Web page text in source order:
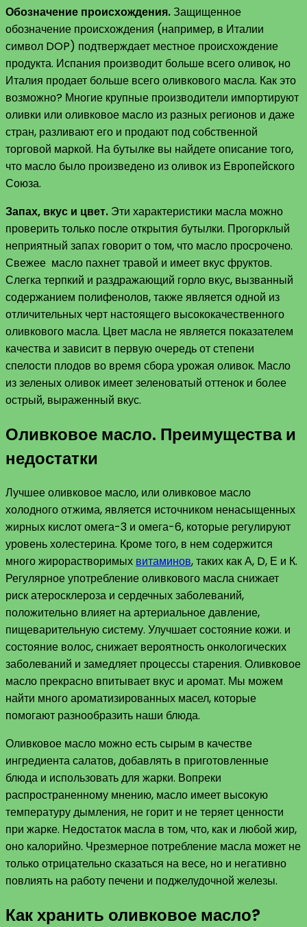
Обозначение происхождения.Защищенное
обозначение происхождения (например, в Италии
символ DOP) подтверждает местное происхождение
продукта. Испания производит больше всего оливок, но
Италия продает больше всего оливкового масла. Как это
возможно? Многие крупные производители импортируют
оливки или оливковое масло из разных регионов и даже
стран, разливают его и продают под собственной
торговой маркой. На бутылке вы найдете описание того,
что масло было произведено из оливок из Европейского
Союза.
Запах, вкус и цвет. Эти характеристики масла можно
проверить только после открытия бутылки. Прогорклый
неприятный запах говорит о том, что масло просрочено.
Свежее масло пахнет травой и имеет вкус фруктов.
Слегка терпкий и раздражающий горло вкус, вызванный
содержанием полифенолов, также является одной из
отличительных черт настоящего высококачественного
оливкового масла. Цвет масла не является показателем
качества и зависит в первую очередь от степени
спелости плодов во время сбора урожая оливок. Масло
из зеленых оливок имеет зеленоватый оттенок и более
острый, выраженный вкус.
Оливковое масло. Преимущества и
недостатки
Лучшее оливковое масло, или оливковое масло
холодного отжима, является источником ненасыщенных
жирных кислот омега-3 и омега-6, которые регулируют
уровень холестерина. Кроме того, в нем содержится
много жирорастворимых витаминов, таких как А, D, Е и К.
Регулярное употребление оливкового масла снижает
риск атеросклероза и сердечных заболеваний,
положительно влияет на артериальное давление,
пищеварительную систему. Улучшает состояние кожи. и
состояние волос, снижает вероятность онкологических
заболеваний и замедляет процессы старения. Оливковое
масло прекрасно впитывает вкус и аромат. Мы можем
найти много ароматизированных масел, которые
помогают разнообразить наши блюда.
Оливковое масло можно есть сырым в качестве
ингредиента салатов, добавлять в приготовленные
блюда и использовать для жарки. Вопреки
распространенному мнению, масло имеет высокую
температуру дымления, не горит и не теряет ценности
при жарке. Недостаток масла в том, что, как и любой жир,
оно калорийно. Чрезмерное потребление масла может не
только отрицательно сказаться на весе, но и негативно
повлиять на работу печени и поджелудочной железы.
Как хранить оливковое масло?